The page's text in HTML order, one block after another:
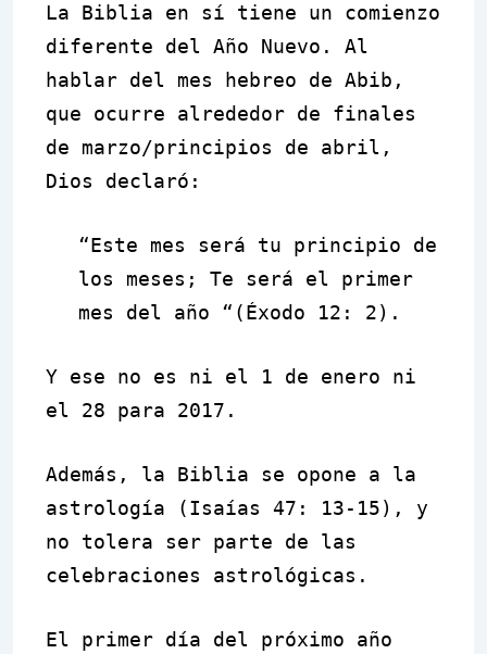
La Biblia en sí tiene un comienzo
diferente del Año Nuevo. Al
hablar del mes hebreo de Abib,
que ocurre alrededor de finales
de marzo/principios de abril,
Dios declaró:
“Este mes será tu principio de
los meses; Te será el primer
mes del año “(Éxodo 12: 2).
Y ese no es ni el 1 de enero ni
el 28 para 2017.
Además, la Biblia se opone a la
astrología (Isaías 47: 13-15), y
no tolera ser parte de las
celebraciones astrológicas.
El primer día del próximo año